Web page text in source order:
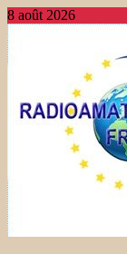
8 août 2026